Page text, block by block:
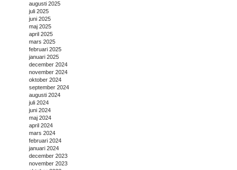
augusti 2025
juli 2025
juni 2025
maj 2025
april 2025
mars 2025
februari 2025
januari 2025
december 2024
november 2024
oktober 2024
september 2024
augusti 2024
juli 2024
juni 2024
maj 2024
april 2024
mars 2024
februari 2024
januari 2024
december 2023
november 2023